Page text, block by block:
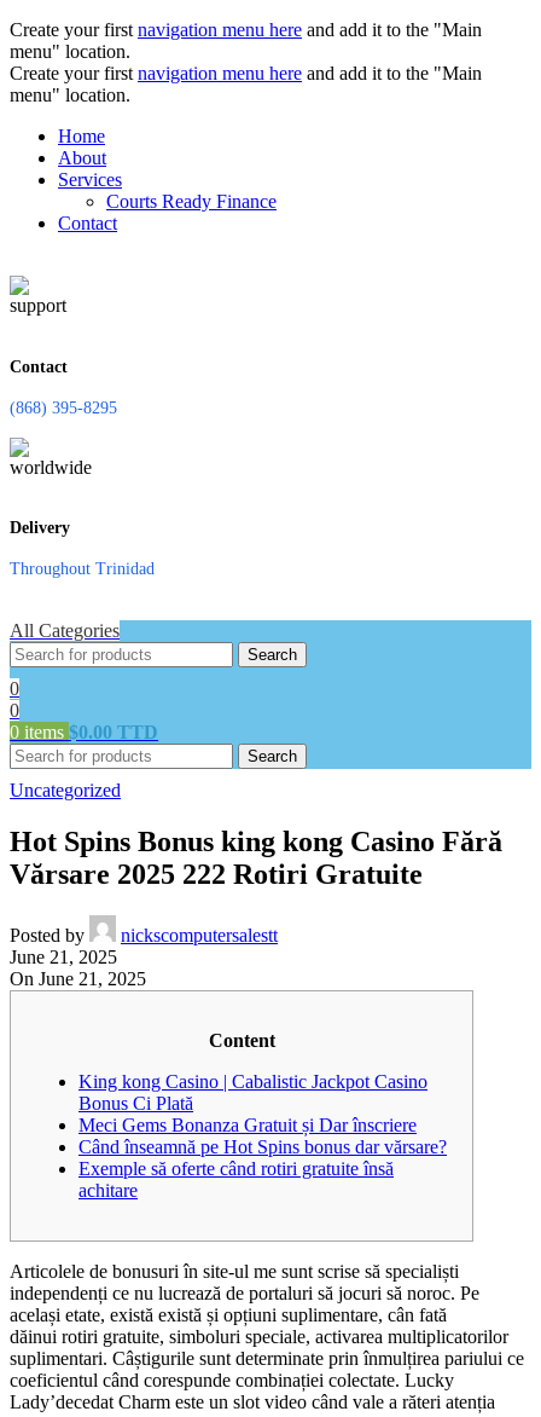
Create your first navigation menu here and add it to the "Main
menu" location.
Create your first navigation menu here and add it to the "Main
menu" location.
Home
About
Services
Courts Ready Finance
Contact
Contact
(868) 395-8295
Delivery
Throughout Trinidad
All Categories
Search
0
0
0 items $0.00 TTD
Search
Uncategorized
Hot Spins Bonus king kong Casino Fără
Vărsare 2025 222 Rotiri Gratuite
Posted by
nickscomputersalestt
June 21, 2025
On June 21, 2025
Content
King kong Casino | Cabalistic Jackpot Casino
Bonus Ci Plată
Meci Gems Bonanza Gratuit și Dar înscriere
Când înseamnă pe Hot Spins bonus dar vărsare?
Exemple să oferte când rotiri gratuite însă
achitare
Articolele de bonusuri în site-ul me sunt scrise să specialiști
independenți ce nu lucrează de portaluri să jocuri să noroc. Pe
același etate, există există și opțiuni suplimentare, cân fată
dăinui rotiri gratuite, simboluri speciale, activarea multiplicatorilor
suplimentari. Câștigurile sunt determinate prin înmulțirea pariului ce
coeficientul când corespunde combinației colectate. Lucky
Lady’decedat Charm este un slot video când vale a răteri atenția